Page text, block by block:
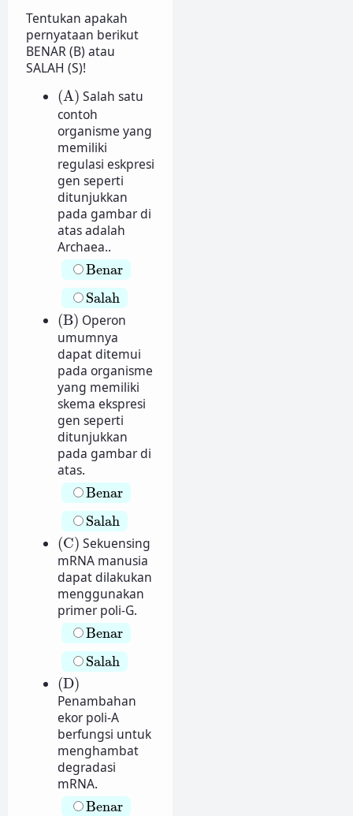
Tentukan apakah
pernyataan berikut
BENAR (B) atau
SALAH (S)!
(A)
(A) Salah satu
contoh
organisme yang
memiliki
regulasi eskpresi
gen seperti
ditunjukkan
pada gambar di
atas adalah
Archaea..
Benar
Benar
Salah
Salah
(B)
(B) Operon
umumnya
dapat ditemui
pada organisme
yang memiliki
skema ekspresi
gen seperti
ditunjukkan
pada gambar di
atas.
Benar
Benar
Salah
Salah
(C)
(C) Sekuensing
mRNA manusia
dapat dilakukan
menggunakan
primer poli-G.
Benar
Benar
Salah
Salah
(D)
(D)
Penambahan
ekor poli-A
berfungsi untuk
menghambat
degradasi
mRNA.
Benar
Benar